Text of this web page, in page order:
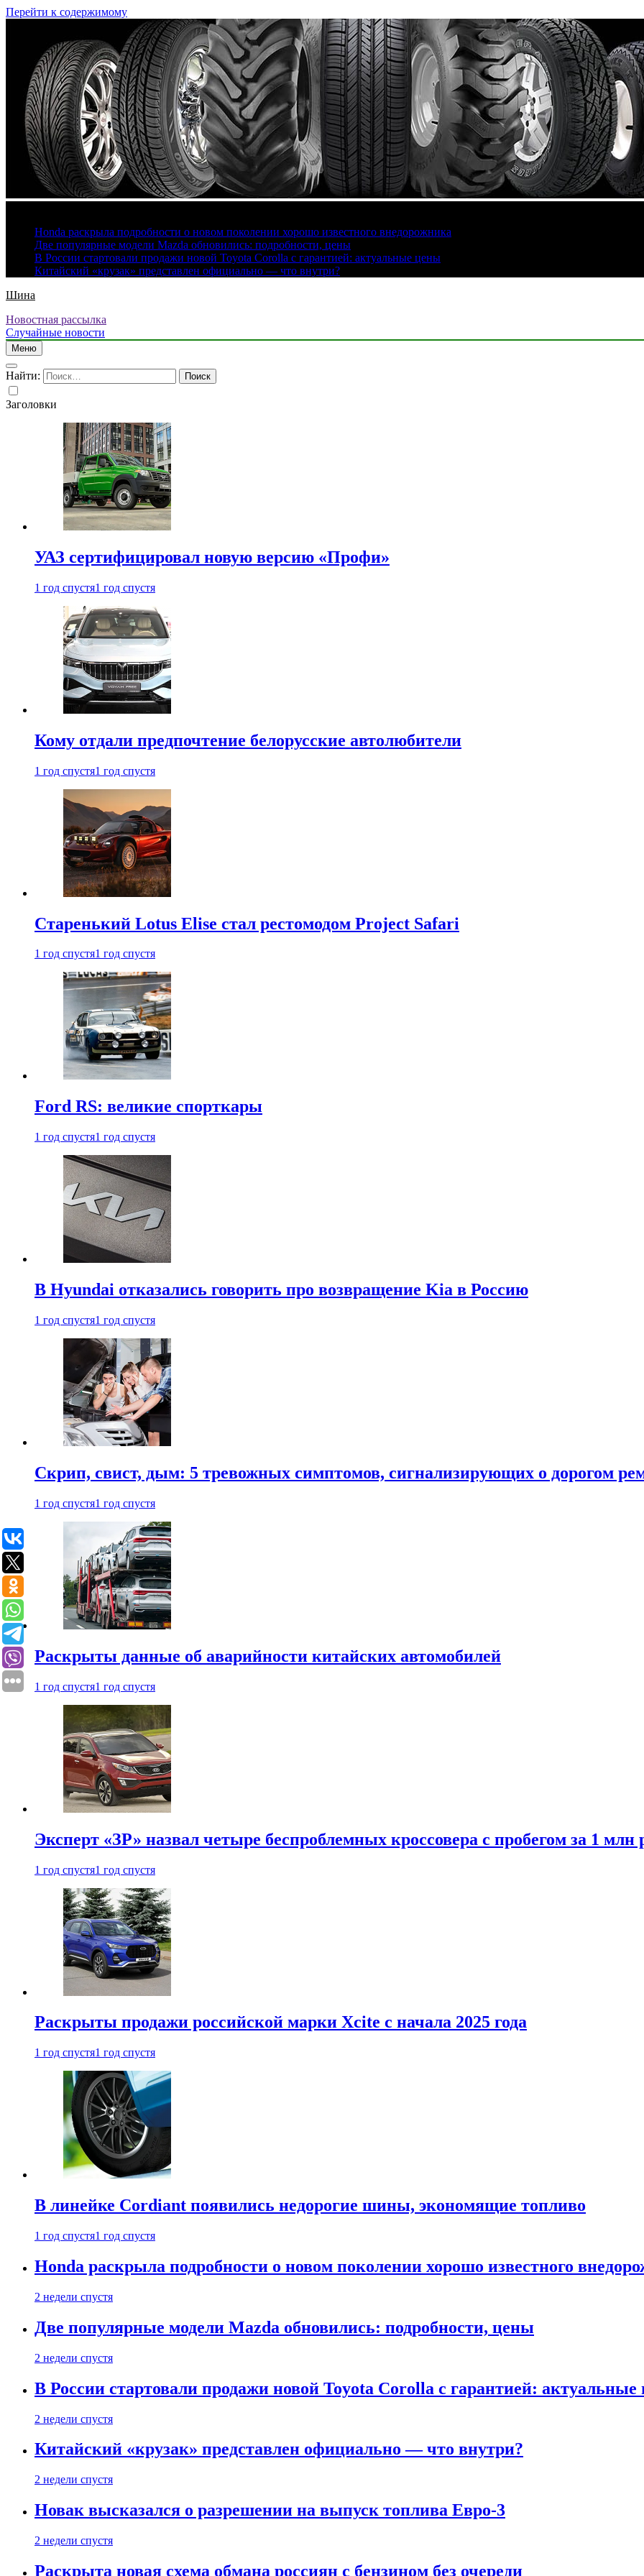
Перейти к содержимому
Honda раскрыла подробности о новом поколении хорошо известного внедорожника
Две популярные модели Mazda обновились: подробности, цены
В России стартовали продажи новой Toyota Corolla с гарантией: актуальные цены
Китайский «крузак» представлен официально — что внутри?
Шина
Новостная рассылка
Случайные новости
Меню
Найти:
Заголовки
УАЗ сертифицировал новую версию «Профи»
1 год спустя1 год спустя
Кому отдали предпочтение белорусские автолюбители
1 год спустя1 год спустя
Старенький Lotus Elise стал рестомодом Project Safari
1 год спустя1 год спустя
Ford RS: великие спорткары
1 год спустя1 год спустя
В Hyundai отказались говорить про возвращение Kia в Россию
1 год спустя1 год спустя
Скрип, свист, дым: 5 тревожных симптомов, сигнализирующих о дорогом
1 год спустя1 год спустя
Раскрыты данные об аварийности китайских автомобилей
1 год спустя1 год спустя
Эксперт «ЗР» назвал четыре беспроблемных кроссовера с пробегом за 1 млн
1 год спустя1 год спустя
Раскрыты продажи российской марки Xcite с начала 2025 года
1 год спустя1 год спустя
В линейке Cordiant появились недорогие шины, экономящие топливо
1 год спустя1 год спустя
Honda раскрыла подробности о новом поколении хорошо известного
2 недели спустя
Две популярные модели Mazda обновились: подробности, цены
2 недели спустя
В России стартовали продажи новой Toyota Corolla с гарантией:
2 недели спустя
Китайский «крузак» представлен официально — что внутри?
2 недели спустя
Новак высказался о разрешении на выпуск топлива Евро-3
2 недели спустя
Раскрыта новая схема обмана россиян с бензином без очереди